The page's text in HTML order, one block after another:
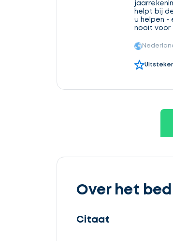
helpt bij
u helpen -
nooit voor
Over het
Citaat